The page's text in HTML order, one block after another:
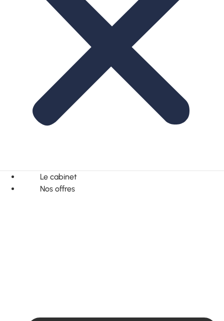
Le cabinet
Nos offres